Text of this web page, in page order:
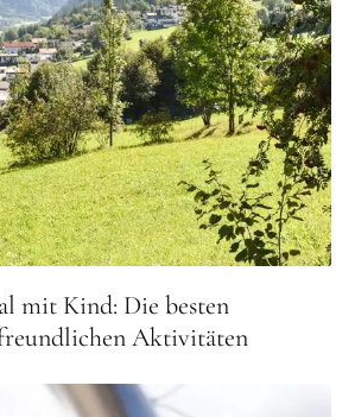
mit Kind: Die besten
Aktivitäten